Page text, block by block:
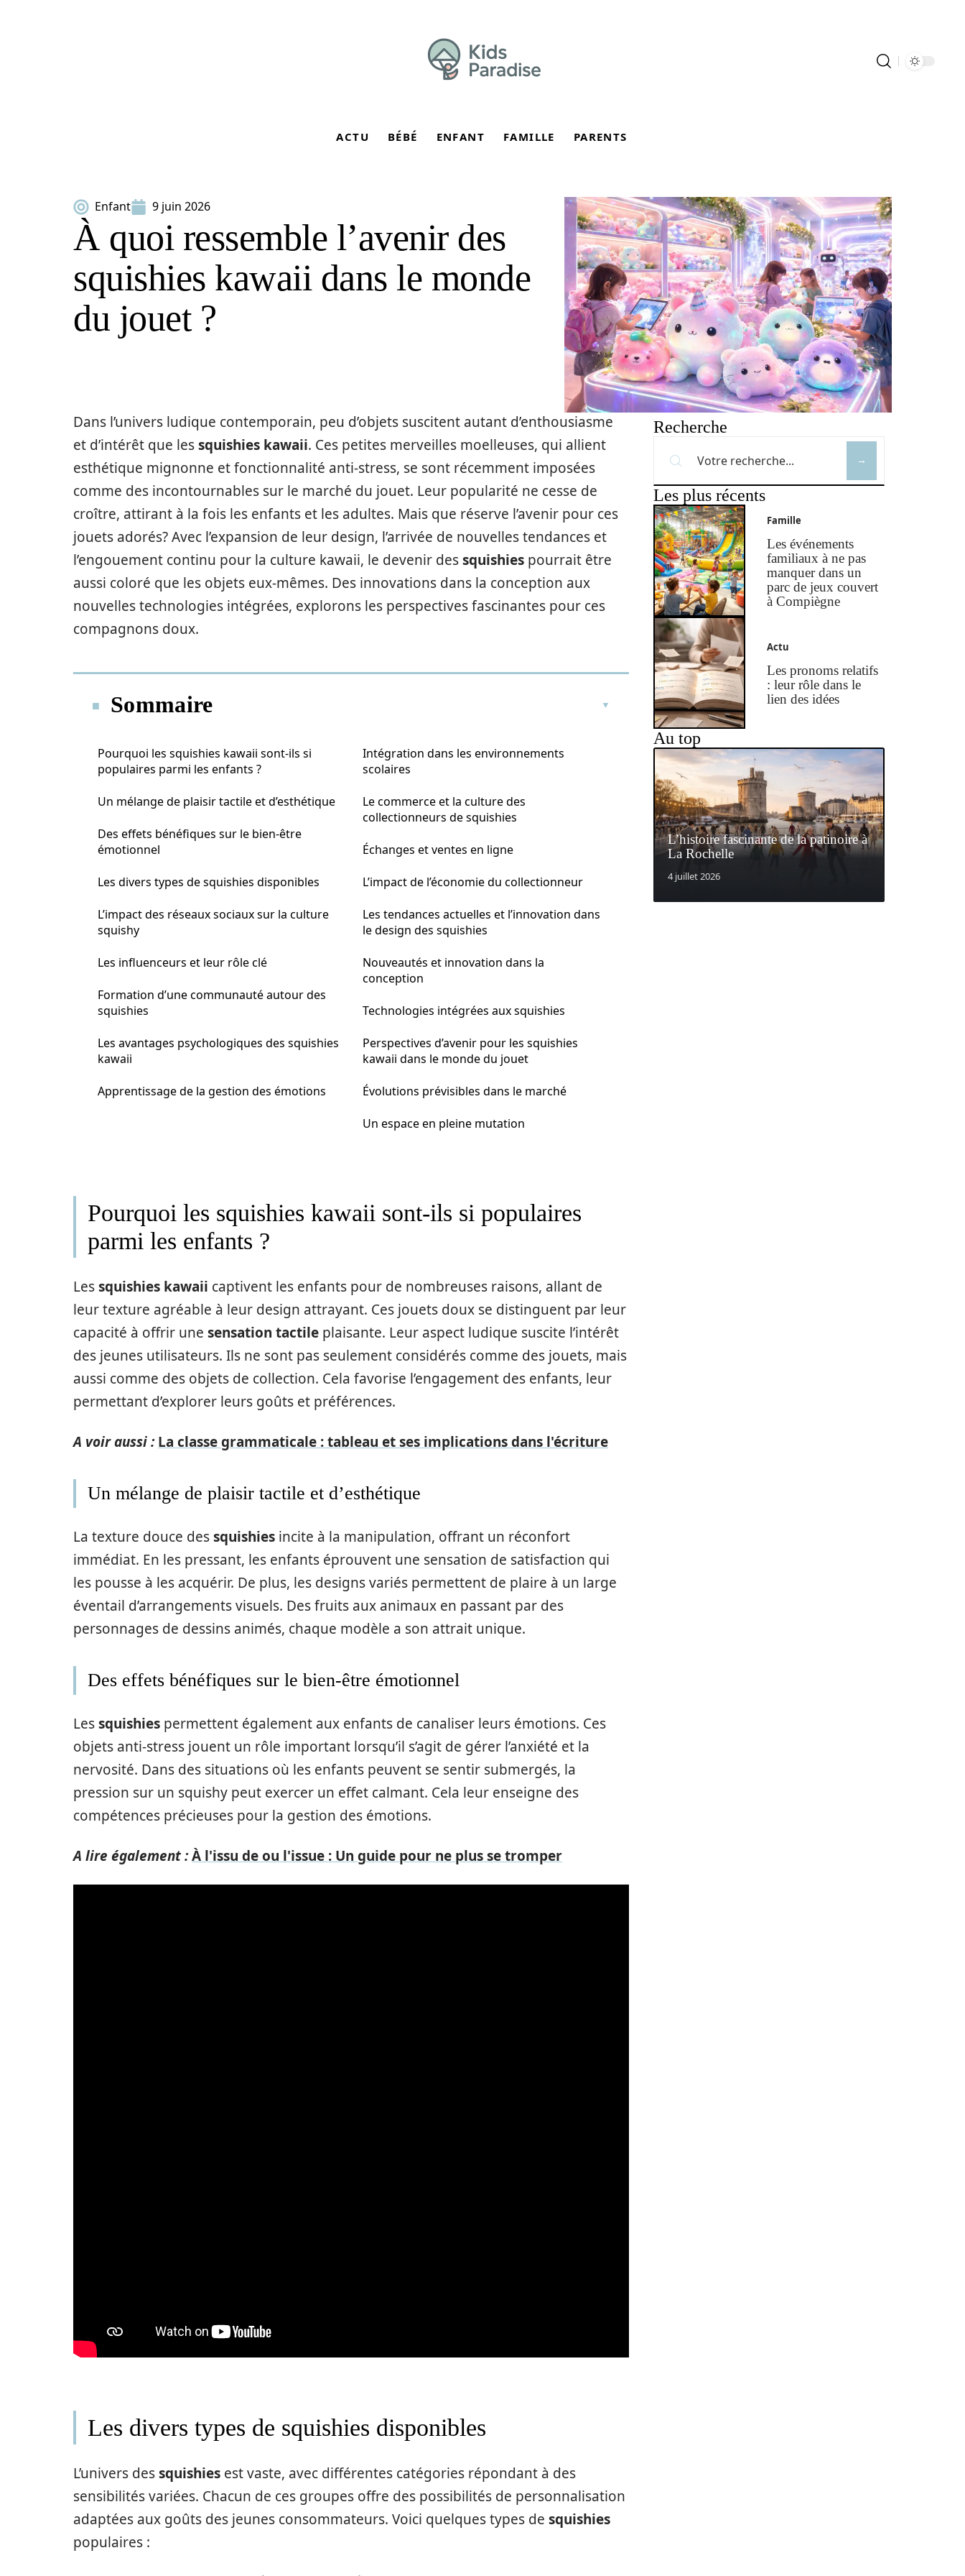
ACTU BÉBÉ ENFANT FAMILLE PARENTS
Enfant 9 juin 2026
À quoi ressemble l’avenir des
squishies kawaii dans le monde
du jouet ?
Dans l’univers ludique contemporain, peu d’objets suscitent autant d’enthousiasme
et d’intérêt que lessquishies kawaii. Ces petites merveilles moelleuses, qui allient
esthétique mignonne et fonctionnalité anti-stress, se sont récemment imposées
comme des incontournables sur le marché du jouet. Leur popularité ne cesse de
croître, attirant à la fois les enfants et les adultes. Mais que réserve l’avenir pour ces
jouets adorés? Avec l’expansion de leur design, l’arrivée de nouvelles tendances et
l’engouement continu pour la culture kawaii, le devenir dessquishies pourrait être
aussi coloré que les objets eux-mêmes. Des innovations dans la conception aux
nouvelles technologies intégrées, explorons les perspectives fascinantes pour ces
compagnons doux.
Sommaire
Pourquoi les squishies kawaii sont-ils si
populaires parmi les enfants ?
Un mélange de plaisir tactile et d’esthétique
Des effets bénéfiques sur le bien-être
émotionnel
Les divers types de squishies disponibles
L’impact des réseaux sociaux sur la culture
squishy
Les influenceurs et leur rôle clé
Formation d’une communauté autour des
squishies
Les avantages psychologiques des squishies
kawaii
Apprentissage de la gestion des émotions
Intégration dans les environnements
scolaires
Le commerce et la culture des
collectionneurs de squishies
Échanges et ventes en ligne
L’impact de l’économie du collectionneur
Les tendances actuelles et l’innovation dans
le design des squishies
Nouveautés et innovation dans la
conception
Technologies intégrées aux squishies
Perspectives d’avenir pour les squishies
kawaii dans le monde du jouet
Évolutions prévisibles dans le marché
Un espace en pleine mutation
Pourquoi les squishies kawaii sont-ils si populaires
parmi les enfants ?
Lessquishies kawaii captivent les enfants pour de nombreuses raisons, allant de
leur texture agréable à leur design attrayant. Ces jouets doux se distinguent par leur
capacité à offrir une sensation tactile plaisante. Leur aspect ludique suscite l’intérêt
des jeunes utilisateurs. Ils ne sont pas seulement considérés comme des jouets, mais
aussi comme des objets de collection. Cela favorise l’engagement des enfants, leur
permettant d’explorer leurs goûts et préférences.
A voir aussi : La classe grammaticale : tableau et ses implications dans l'écriture
Un mélange de plaisir tactile et d’esthétique
La texture douce dessquishies incite à la manipulation, offrant un réconfort
immédiat. En les pressant, les enfants éprouvent une sensation de satisfaction qui
les pousse à les acquérir. De plus, les designs variés permettent de plaire à un large
éventail d’arrangements visuels. Des fruits aux animaux en passant par des
personnages de dessins animés, chaque modèle a son attrait unique.
Des effets bénéfiques sur le bien-être émotionnel
Lessquishies permettent également aux enfants de canaliser leurs émotions. Ces
objets anti-stress jouent un rôle important lorsqu’il s’agit de gérer l’anxiété et la
nervosité. Dans des situations où les enfants peuvent se sentir submergés, la
pression sur un squishy peut exercer un effet calmant. Cela leur enseigne des
compétences précieuses pour la gestion des émotions.
A lire également :À l'issu de ou l'issue : Un guide pour ne plus se tromper
Les divers types de squishies disponibles
L’univers dessquishies est vaste, avec différentes catégories répondant à des
sensibilités variées. Chacun de ces groupes offre des possibilités de personnalisation
adaptées aux goûts des jeunes consommateurs. Voici quelques types de squishies
populaires :
Recherche
Les plus récents
Famille
Les événements
familiaux à ne pas
manquer dans un
parc de jeux couvert
à Compiègne
Actu
Les pronoms relatifs
: leur rôle dans le
lien des idées
Au top
L’histoire fascinante de la patinoire à
La Rochelle
4 juillet 2026